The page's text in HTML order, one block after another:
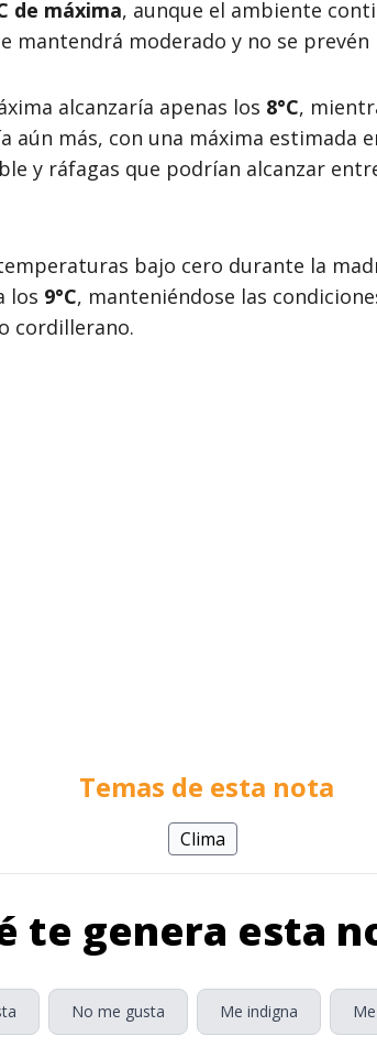
de máxima, aunque el ambiente
mantendrá moderado y no se
alcanzaría apenas los 8°C,
aún más, con una máxima estimada
y ráfagas que podrían alcanzar
bajo cero durante la
los 9°C, manteniéndose las
cordillerano.
Temas de esta nota
Clima
te genera esta
No me gusta Me indigna